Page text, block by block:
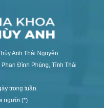
Anh Thái Nguyên
Đình Phùng, Tỉnh Thái
trong tuần.
người (*)